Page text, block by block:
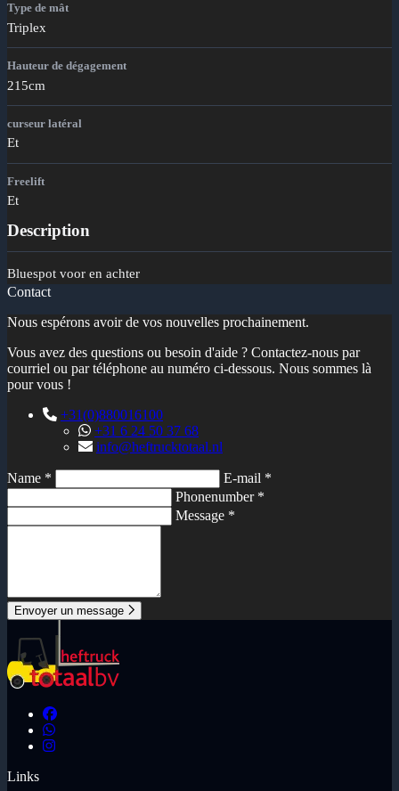
Type de mât
Triplex
Hauteur de dégagement
215cm
curseur latéral
Et
Freelift
Et
Description
Bluespot voor en achter
Contact
Nous espérons avoir de vos nouvelles prochainement.
Vous avez des questions ou besoin d'aide ? Contactez-nous par
courriel ou par téléphone au numéro ci-dessous. Nous sommes là
pour vous !
+31(0)880016100
+31 6 24 50 37 68
info@heftrucktotaal.nl
Name *
E-mail *
Phonenumber *
Message *
Envoyer un message
Links